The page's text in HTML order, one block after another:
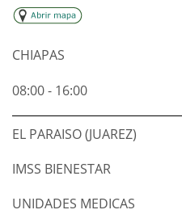
CHIAPAS
08:00 - 16:00
EL PARAISO (JUAREZ)
IMSS BIENESTAR
UNIDADES MEDICAS